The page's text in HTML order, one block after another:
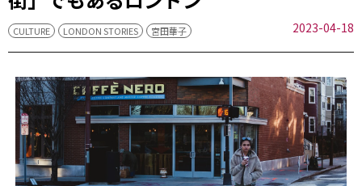
CULTURE LONDON STORIES 宮田華子 2023-04-18